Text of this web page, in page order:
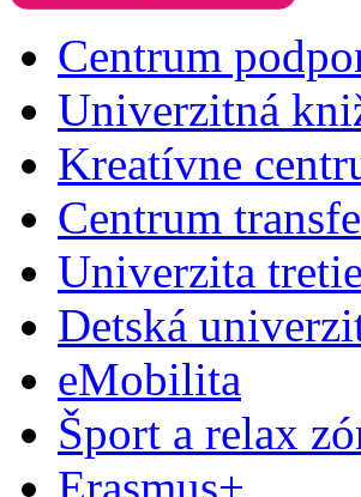
Centrum
Univerzitná
Kreatívne
Centrum
Univerzita
Detská
eMobilita
Šport a relax